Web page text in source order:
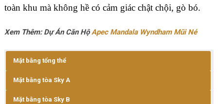
toàn khu mà không hề có cảm giác chật chội, gò bó.
Xem Thêm: Dự Án Căn HộApec Mandala Wyndham Mũi Né
Mặt bằng tổng thể
Mặt bằng tòa Sky A
Mặt bằng tòa Sky B